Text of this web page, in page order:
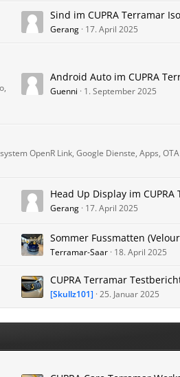
Gerang 17. April 2025
Guenni 1. September 2025
OpenR Link, Google Dienste, Apps, OTA
Gerang 17. April 2025
Terramar-Saar 18. April 2025
[Skullz101] 25. Januar 2025